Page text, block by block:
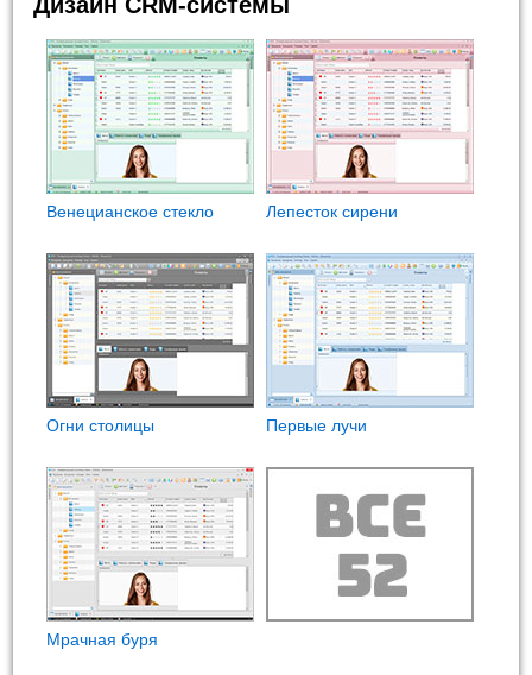
Венецианское стекло Лепесток сирени
Огни столицы Первые лучи
Мрачная буря